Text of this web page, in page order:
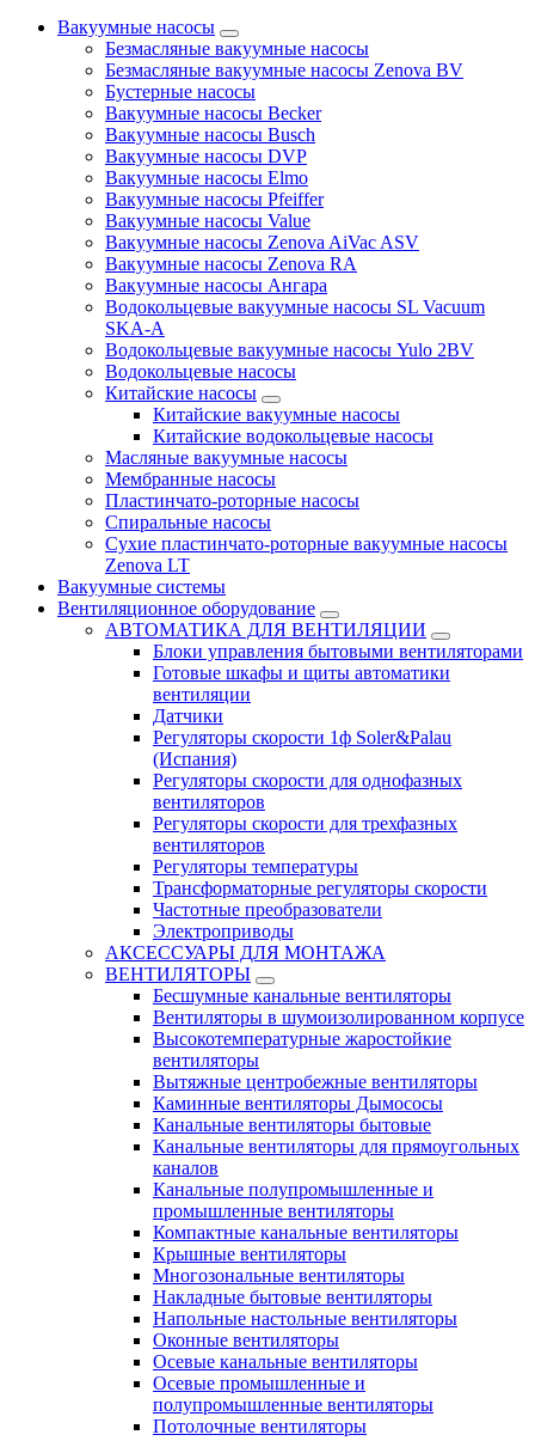
Вакуумные насосы
Безмасляные вакуумные насосы
Безмасляные вакуумные насосы Zenova BV
Бустерные насосы
Вакуумные насосы Becker
Вакуумные насосы Busch
Вакуумные насосы DVP
Вакуумные насосы Elmo
Вакуумные насосы Pfeiffer
Вакуумные насосы Value
Вакуумные насосы Zenova AiVac ASV
Вакуумные насосы Zenova RA
Вакуумные насосы Ангара
Водокольцевые вакуумные насосы SL Vacuum
SKA-A
Водокольцевые вакуумные насосы Yulo 2BV
Водокольцевые насосы
Китайские насосы
Китайские вакуумные насосы
Китайские водокольцевые насосы
Масляные вакуумные насосы
Мембранные насосы
Пластинчато-роторные насосы
Спиральные насосы
Сухие пластинчато-роторные вакуумные насосы
Zenova LT
Вакуумные системы
Вентиляционное оборудование
АВТОМАТИКА ДЛЯ ВЕНТИЛЯЦИИ
Блоки управления бытовыми вентиляторами
Готовые шкафы и щиты автоматики
вентиляции
Датчики
Регуляторы скорости 1ф Soler&Palau
(Испания)
Регуляторы скорости для однофазных
вентиляторов
Регуляторы скорости для трехфазных
вентиляторов
Регуляторы температуры
Трансформаторные регуляторы скорости
Частотные преобразователи
Электроприводы
АКСЕССУАРЫ ДЛЯ МОНТАЖА
ВЕНТИЛЯТОРЫ
Бесшумные канальные вентиляторы
Вентиляторы в шумоизолированном корпусе
Высокотемпературные жаростойкие
вентиляторы
Вытяжные центробежные вентиляторы
Каминные вентиляторы Дымососы
Канальные вентиляторы бытовые
Канальные вентиляторы для прямоугольных
каналов
Канальные полупромышленные и
промышленные вентиляторы
Компактные канальные вентиляторы
Крышные вентиляторы
Многозональные вентиляторы
Накладные бытовые вентиляторы
Напольные настольные вентиляторы
Оконные вентиляторы
Осевые канальные вентиляторы
Осевые промышленные и
полупромышленные вентиляторы
Потолочные вентиляторы